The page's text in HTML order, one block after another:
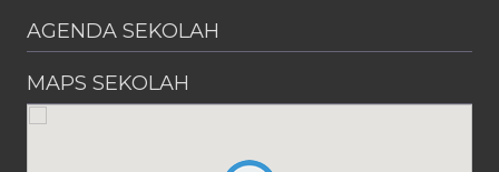
AGENDA SEKOLAH
MAPS SEKOLAH